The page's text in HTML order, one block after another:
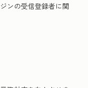
ンの受信登録者に関